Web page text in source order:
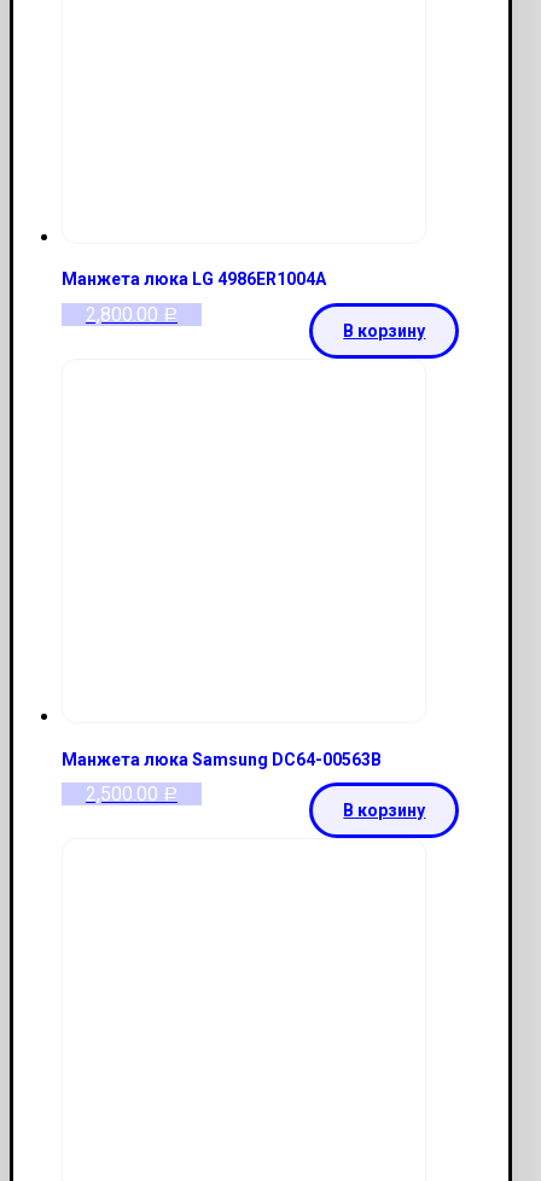
Манжета люка LG 4986ER1004A
2,800.00 Р
В корзину
Манжета люка Samsung DC64-00563В
2,500.00 Р
В корзину